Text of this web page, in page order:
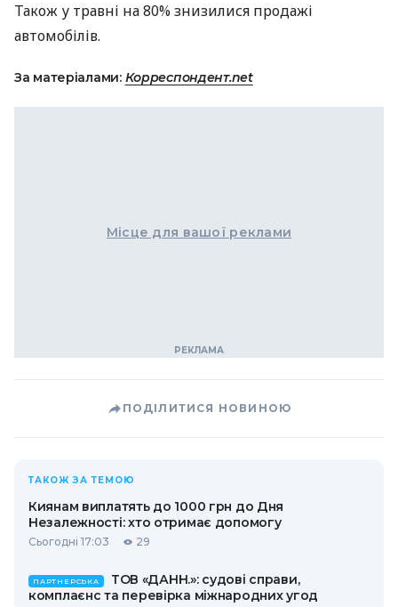
Також у травні на 80% знизилися продажі
автомобілів.
За матеріалами: Корреспондент.net
Місце для вашої реклами
ПОДІЛИТИСЯ НОВИНОЮ
ТАКОЖ ЗА ТЕМОЮ
Киянам виплатять до 1000 грн до Дня
Незалежності: хто отримає допомогу
Сьогодні 17:03 29
ПАРТНЕРСЬКА
ТОВ «ДАНН.»: судові справи,
комплаєнс та перевірка міжнародних угод